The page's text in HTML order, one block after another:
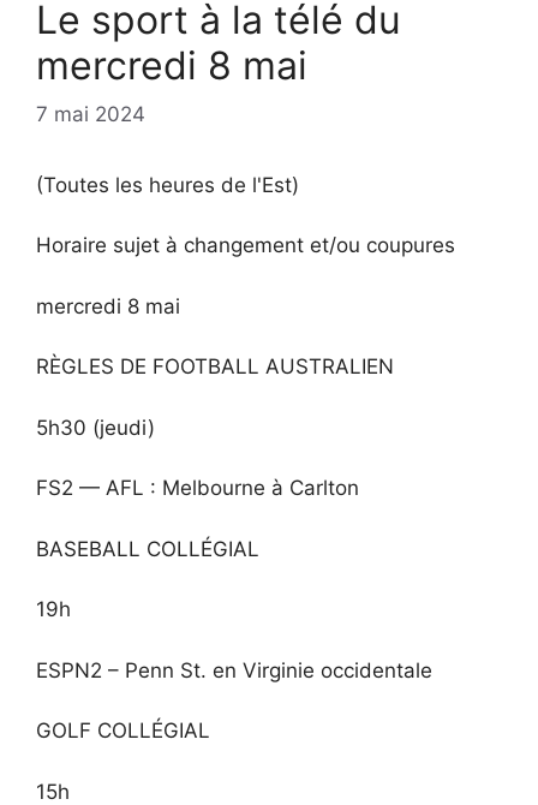
Le sport à la télé du
mercredi 8 mai
7 mai 2024
(Toutes les heures de l'Est)
Horaire sujet à changement et/ou coupures
mercredi 8 mai
RÈGLES DE FOOTBALL AUSTRALIEN
5h30 (jeudi)
FS2 — AFL : Melbourne à Carlton
BASEBALL COLLÉGIAL
19h
ESPN2 – Penn St. en Virginie occidentale
GOLF COLLÉGIAL
15h